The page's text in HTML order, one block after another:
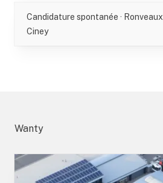
Candidature spontanée · Ronveaux
Ciney
Wanty